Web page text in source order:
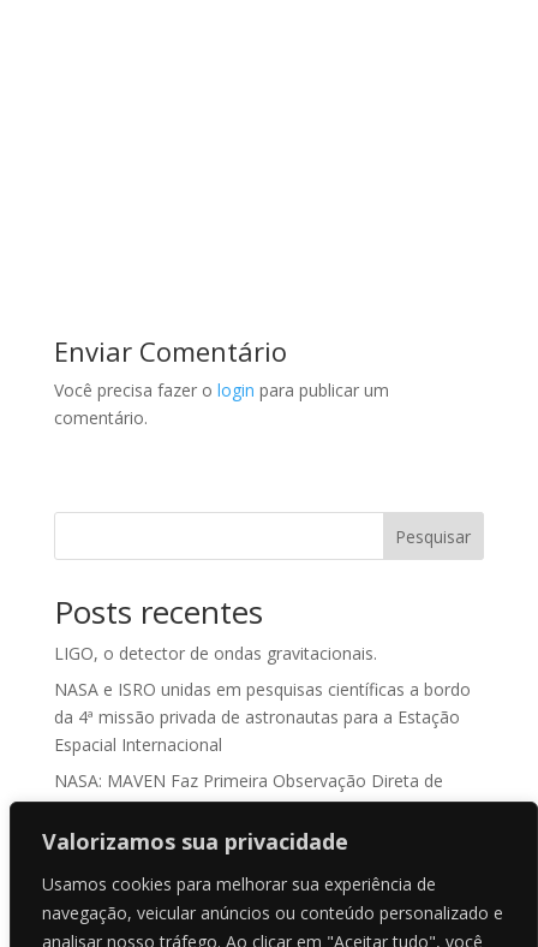
Valorizamos sua privacidade
Usamos cookies para melhorar sua experiência de
navegação, veicular anúncios ou conteúdo personalizado e
analisar nosso tráfego. Ao clicar em "Aceitar tudo", você
Enviar Comentário
Você precisa fazer o login para publicar um
comentário.
Pesquisar
Posts recentes
LIGO, o detector de ondas gravitacionais.
NASA e ISRO unidas em pesquisas científicas a bordo
da 4ª missão privada de astronautas para a Estação
Espacial Internacional
NASA: MAVEN Faz Primeira Observação Direta de
“Sputtering Atmosférico” em Marte
ASKAP J1832-0911: O Enigma Cósmico que Desafia a
NASA treina para recuperação de água da Orion antes
do lançamento da Artemis II